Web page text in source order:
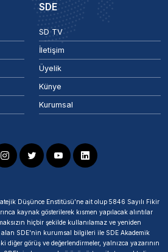
SDE
SD TV
İletişim
Üyelik
Künye
Kurumsal
Düşünce Enstitüsü’ne ait olup 5846 Sayılı Fikir
kaynak gösterilerek kısmen yapılacak alıntılar
hiçbir şekilde kullanılamaz ve yeniden
alan SDE'nin kurumsal bilgileri ile SDE Akademik
diğer görüş ve değerlendirmeler, yalnızca yazarının